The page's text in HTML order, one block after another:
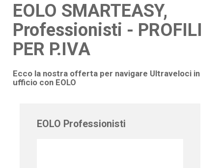
EOLO SMARTEASY,
Professionisti - PROFILI
PER P.IVA
Ecco la nostra offerta per navigare Ultraveloci in
ufficio con EOLO
EOLO Professionisti